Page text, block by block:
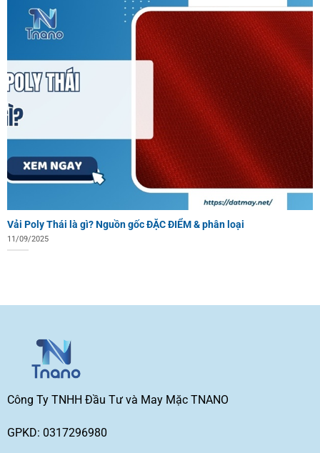
Vải Poly Thái là gì? Nguồn gốc ĐẶC ĐIỂM & phân loại
11/09/2025
Công Ty TNHH Đầu Tư và May Mặc TNANO
GPKD: 0317296980